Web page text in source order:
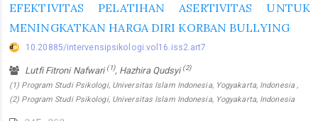
EFEKTIVITAS PELATIHAN ASERTIVITAS UNTUK
MENINGKATKAN HARGA DIRI KORBAN BULLYING
10.20885/intervensipsikologi.vol16.iss2.art7
Lutfi Fitroni Nafwari(1), Hazhira Qudsyi(2)
(1) Program Studi Psikologi, Universitas Islam Indonesia, Yogyakarta, Indonesia ,
(2) Program Studi Psikologi, Universitas Islam Indonesia, Yogyakarta, Indonesia